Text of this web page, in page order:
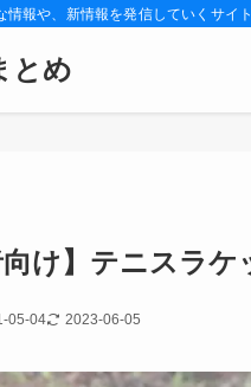
情報や、新情報を発信していくサイ
とめ
向け】テニスラ
05-04 2023-06-05